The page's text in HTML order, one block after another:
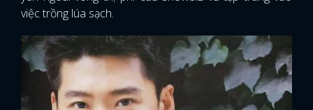
việc trồng lúa sạch.